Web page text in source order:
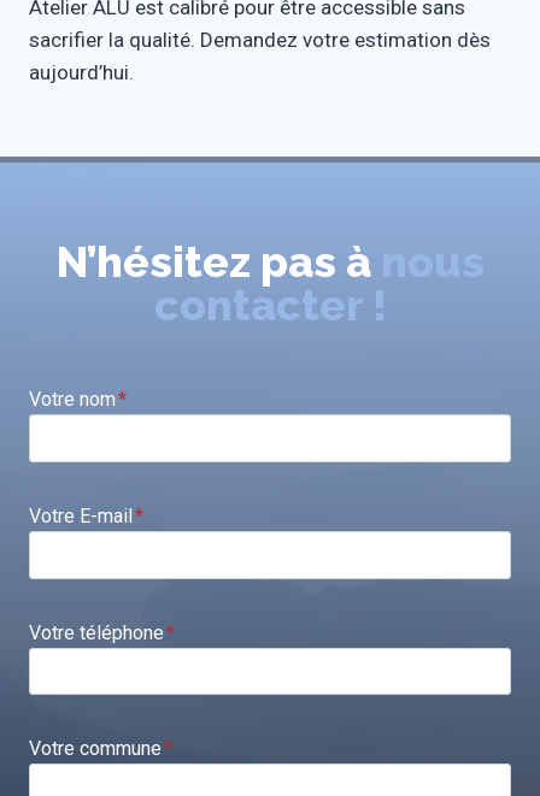
Atelier ALU est calibré pour être accessible sans
sacrifier la qualité. Demandez votre estimation dès
aujourd’hui.
N’hésitez pas à nous
contacter !
Votre nom*
Votre E-mail*
Votre téléphone*
Votre commune*